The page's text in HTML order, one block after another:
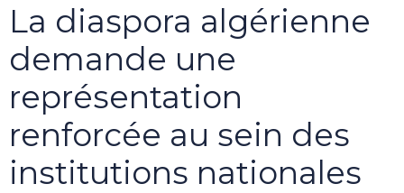
La diaspora algérienne
demande une
représentation
renforcée au sein des
institutions nationales